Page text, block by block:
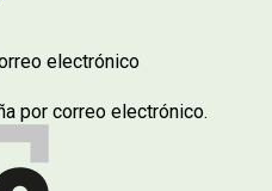
electrónico
por correo electrónico.